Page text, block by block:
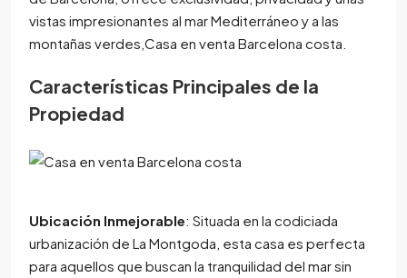
vistas impresionantes al mar Mediterráneo y a las
montañas verdes,Casa en venta Barcelona costa.
Características Principales de la
Propiedad
Ubicación Inmejorable: Situada en la codiciada
urbanización de La Montgoda, esta casa es perfecta
para aquellos que buscan la tranquilidad del mar sin